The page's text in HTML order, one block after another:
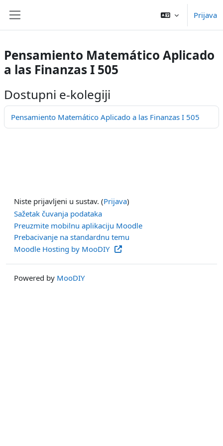
Prijava
Pensamiento Matemático Aplicado
a las Finanzas I 505
Dostupni e-kolegiji
Pensamiento Matemático Aplicado a las Finanzas I 505
Niste prijavljeni u sustav. (Prijava)
Sažetak čuvanja podataka
Preuzmite mobilnu aplikaciju Moodle
Prebacivanje na standardnu temu
Moodle Hosting by MooDIY
Powered by MooDIY